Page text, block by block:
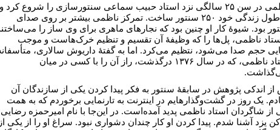
ناظمی در سن ۲۵ سالگی نزد استاد حبیب سماعی سنتورسازی را شروع کرد و
در طول زندگی خود ۲۵۰ سنتور ساخت. تمرکز ناظمی بیشتر بر روی صدای
بود. شیوۀ کار او چنین بود که نجارهای ماهری برای وی ساز را
ناظمی، پل‌ها را که وظیفۀ آن تقسیم و تنظیم خرک‌هاست و موجب
حجم صدا می‌شود، نتظیم می‌کرد. اما به گفتۀ داریوش سالاری،
استاد ناظمی، که در سال ۱۳۷۶ درگذشت، راز آن را با کسی در میان
اندکی پژوهش در سابقۀ سنتور به فکر پیدا کردن یکی از سازندگان آن
یک روز در گشت‌وگذارهایم در اینترنت به تارنمایی برخوردم که به همت
از شاگردان استاد ناظمی پدید آمده‌است. در این‌جا با نام امیرحمزه
یزد آشنا شدم. پیدا کردن او کار چندان دشواری نبود. سراغ او را از یکی